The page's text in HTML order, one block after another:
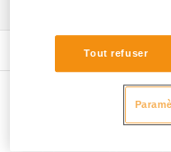
Produit livré par paire.
Référence : T03A BA
Garantie : 3 ans
Conditionnement : 1
Voir tous les contenus
Autres
Tout refuser